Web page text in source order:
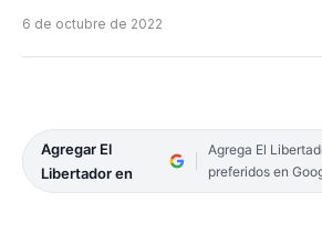
6 de octubre de 2022
Agregar El
Libertador en
Agrega El
preferidos en